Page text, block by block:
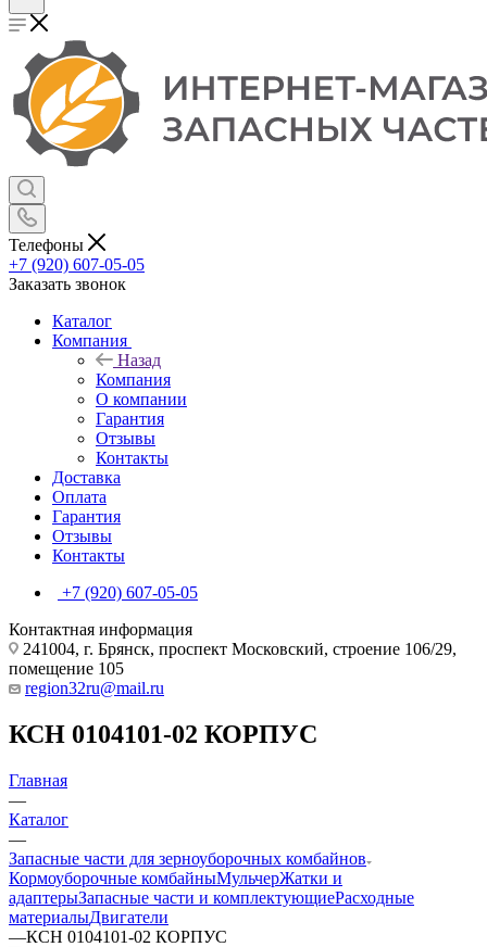
Телефоны
+7 (920) 607-05-05
Заказать звонок
Каталог
Компания
Назад
Компания
О компании
Гарантия
Отзывы
Контакты
Доставка
Оплата
Гарантия
Отзывы
Контакты
+7 (920) 607-05-05
Контактная информация
241004, г. Брянск, проспект Московский, строение 106/29,
помещение 105
region32ru@mail.ru
КСН 0104101-02 КОРПУС
Главная
—
Каталог
—
Запасные части для зерноуборочных комбайнов
Кормоуборочные комбайныМульчерЖатки и
адаптерыЗапасные части и комплектующиеРасходные
материалыДвигатели
—КСН 0104101-02 КОРПУС